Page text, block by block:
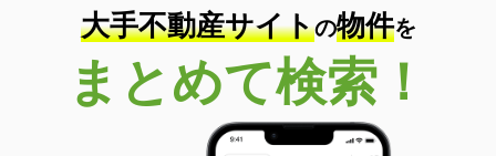
大手不動産サイトの物件を
まとめて検索！